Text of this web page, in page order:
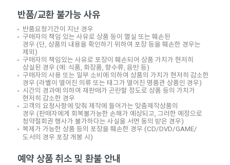
반품/교환 불가능 사유
반품요청기간이 지난 경우
구매자의 책임 있는 사유로 상품 등이 멸실 또는 훼손된
경우 (단 ,상품의 내용을 확인하기 위하여 포장 등을 훼손한 경우는
제외)
구매자의 책임있는 사유로 포장이 훼손되어 상품 가치가 현저히
상실된 경우 (예 : 식품 화장품 ,향수류 ,음반 등)
구매자의 사용 또는 일부 소비에 의하여 상품의 가치가 현저히 감소한
경우 (라벨이 떨어진 의류 또는 태그가 떨어진 명품관 상품인 경우)
시간의 경과에 의하여 재판매가 곤란할 정도로 상품 등의 가치가
현저히 감소한 경우
고객의 요청사항에 맞춰 제작에 들어가는 맞춤제작상품의
경우 (판매자에게 회복불가능한 손해가 예상되고 ,그러한 예정으로
청약철회권 행사가 불가하다는 사실을 서면 동의 받은 경우)
복제가 가능한 상품 등의 포장을 훼손한 경우 (CD/DVD/GAME/
도서의 경우 포장 개봉 시)
예약 상품 취소 및 환불 안내